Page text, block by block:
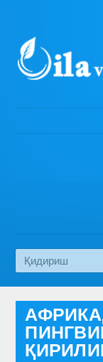
Бош саҳифа
Эко медиа